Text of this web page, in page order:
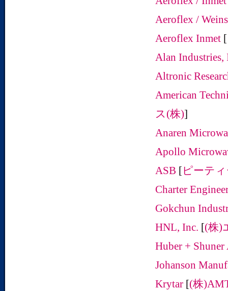
Aeroflex /
Aeroflex Inmet [
Alan
Altronic
American
ス(株)]
Anaren
Apollo
ASB [ピーテ
Charter
Gokchun
HNL, Inc. [(株)
Huber +
Johanson
Krytar [(株